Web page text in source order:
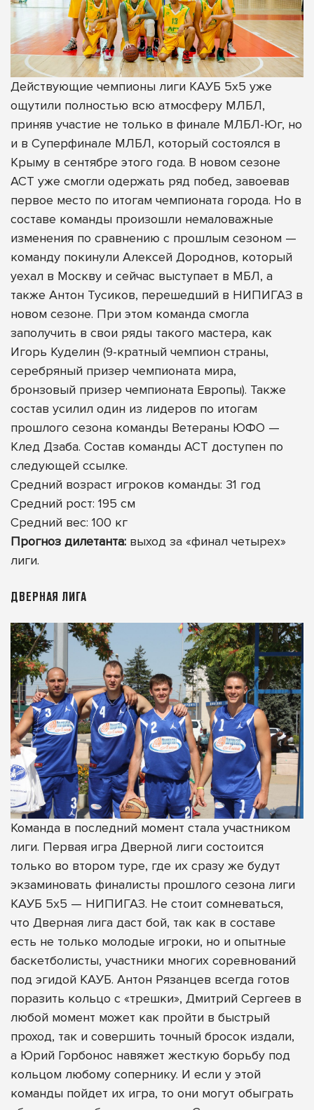
Действующие чемпионы лиги КАУБ 5х5 уже
ощутили полностью всю атмосферу МЛБЛ,
приняв участие не только в финале МЛБЛ-Юг, но
и в Суперфинале МЛБЛ, который состоялся в
Крыму в сентябре этого года. В новом сезоне
АСТ уже смогли одержать ряд побед, завоевав
первое место по итогам чемпионата города. Но в
составе команды произошли немаловажные
изменения по сравнению с прошлым сезоном —
команду покинули Алексей Дороднов, который
уехал в Москву и сейчас выступает в МБЛ, а
также Антон Тусиков, перешедший в НИПИГАЗ в
новом сезоне. При этом команда смогла
заполучить в свои ряды такого мастера, как
Игорь Куделин (9-кратный чемпион страны,
серебряный призер чемпионата мира,
бронзовый призер чемпионата Европы). Также
состав усилил один из лидеров по итогам
прошлого сезона команды Ветераны ЮФО —
Клед Дзаба. Состав команды АСТ доступен по
следующей ссылке.
Средний возраст игроков команды: 31 год
Средний рост: 195 см
Средний вес: 100 кг
Прогноз дилетанта: выход за «финал четырех»
лиги.
ДВЕРНАЯ ЛИГА
Команда в последний момент стала участником
лиги. Первая игра Дверной лиги состоится
только во втором туре, где их сразу же будут
экзаминовать финалисты прошлого сезона лиги
КАУБ 5х5 — НИПИГАЗ. Не стоит сомневаться,
что Дверная лига даст бой, так как в составе
есть не только молодые игроки, но и опытные
баскетболисты, участники многих соревнований
под эгидой КАУБ. Антон Рязанцев всегда готов
поразить кольцо с «трешки», Дмитрий Сергеев в
любой момент может как пройти в быстрый
проход, так и совершить точный бросок издали,
а Юрий Горбонос навяжет жесткую борьбу под
кольцом любому сопернику. И если у этой
команды пойдет их игра, то они могут обыграть